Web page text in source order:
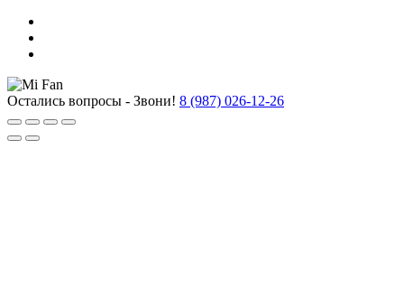
Остались вопросы - Звони! 8 (987) 026-12-26